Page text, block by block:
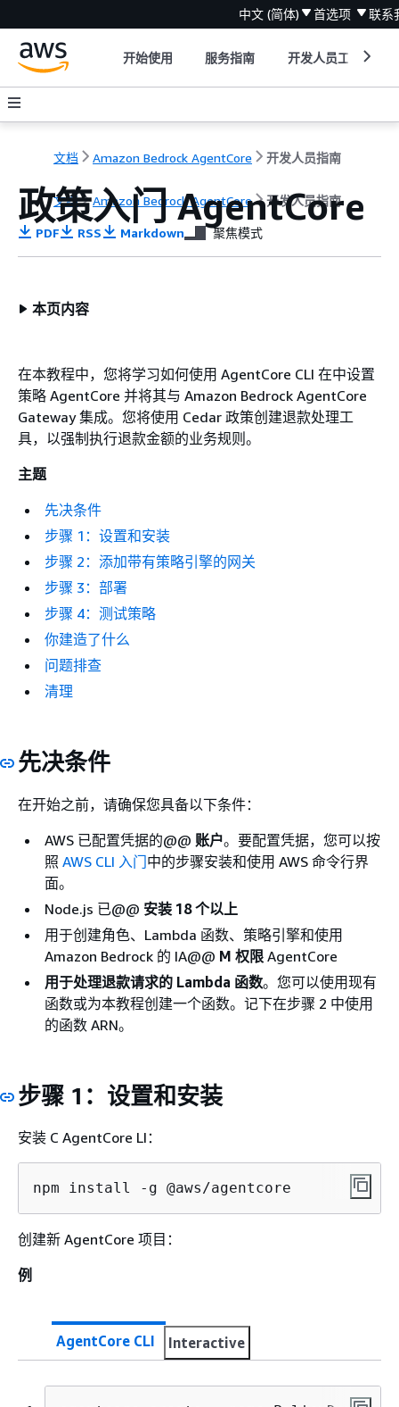
中文 (简体) 首选项 联系
开始使用 服务指南 开发人员工具
文档 Amazon Bedrock AgentCore 开发人员指南
文档 Amazon Bedrock AgentCore 开发人员指南
政策入门 AgentCore
PDF RSS Markdown 聚焦模式
本页内容
在本教程中，您将学习如何使用 AgentCore CLI 在中设置
策略 AgentCore 并将其与 Amazon Bedrock AgentCore
Gateway 集成。您将使用 Cedar 政策创建退款处理工
具，以强制执行退款金额的业务规则。
主题
先决条件
步骤 1：设置和安装
步骤 2：添加带有策略引擎的网关
步骤 3：部署
步骤 4：测试策略
你建造了什么
问题排查
清理
先决条件
在开始之前，请确保您具备以下条件：
AWS 已配置凭据的@@ 账户。要配置凭据，您可以按
照 AWS CLI 入门中的步骤安装和使用 AWS 命令行界
面。
Node.js 已@@ 安装 18 个以上
用于创建角色、Lambda 函数、策略引擎和使用
Amazon Bedrock 的 IA@@ M 权限 AgentCore
用于处理退款请求的 Lambda 函数。您可以使用现有
函数或为本教程创建一个函数。记下在步骤 2 中使用
的函数 ARN。
步骤 1：设置和安装
安装 C AgentCore LI：
npm install -g @aws/agentcore
创建新 AgentCore 项目：
例
AgentCore CLI Interactive